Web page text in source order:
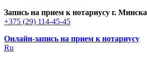
Запись на прием к нотариусу г. Минска
+375 (29) 114-45-45
Онлайн-запись на прием к нотариусу
Ru